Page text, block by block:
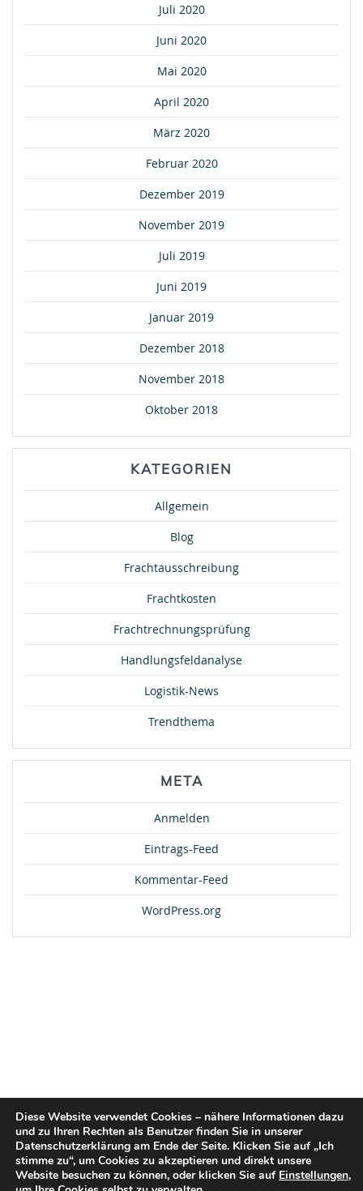
Juli 2020
Juni 2020
Mai 2020
April 2020
März 2020
Februar 2020
Dezember 2019
November 2019
Juli 2019
Juni 2019
Januar 2019
Dezember 2018
November 2018
Oktober 2018
KATEGORIEN
Allgemein
Blog
Frachtausschreibung
Frachtkosten
Frachtrechnungsprüfung
Handlungsfeldanalyse
Logistik-News
Trendthema
META
Anmelden
Eintrags-Feed
Kommentar-Feed
WordPress.org
Diese Website verwendet Cookies – nähere Informationen dazu
und zu Ihren Rechten als Benutzer finden Sie in unserer
Datenschutzerklärung am Ende der Seite. Klicken Sie auf „Ich
stimme zu“, um Cookies zu akzeptieren und direkt unsere
Website besuchen zu können, oder klicken Sie auf Einstellungen,